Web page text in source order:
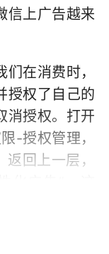
信上广告越来
在消费时，
授权了自己的
消授权。打开
-授权管理，
回上一层，
送广告了。